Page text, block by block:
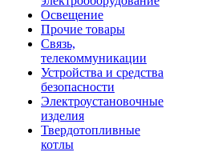
Освещение
Прочие товары
Связь,
телекоммуникации
Устройства и средства
безопасности
Электроустановочные
изделия
Твердотопливные
котлы